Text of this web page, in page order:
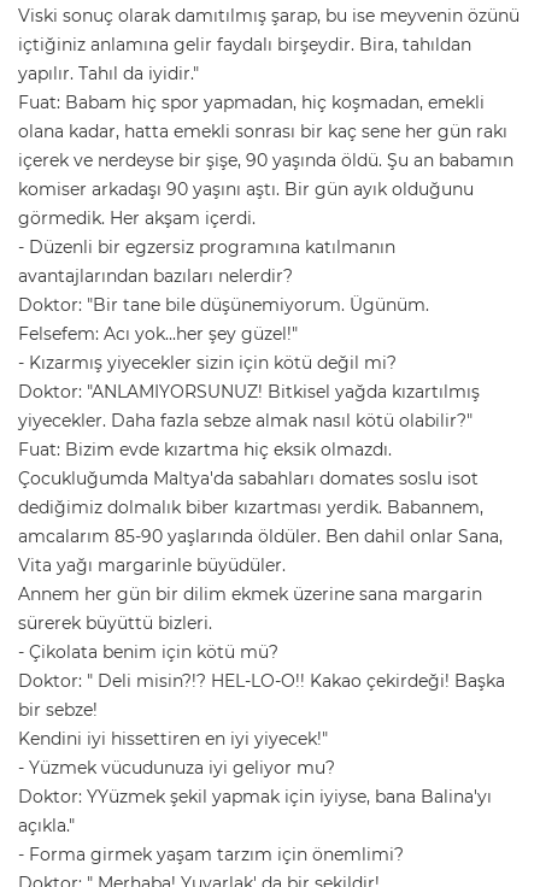
Viski sonuç olarak damıtılmış şarap, bu ise meyvenin özünü
içtiğiniz anlamına gelir faydalı birşeydir. Bira, tahıldan
yapılır. Tahıl da iyidir."
Fuat: Babam hiç spor yapmadan, hiç koşmadan, emekli
olana kadar, hatta emekli sonrası bir kaç sene her gün rakı
içerek ve nerdeyse bir şişe, 90 yaşında öldü. Şu an babamın
komiser arkadaşı 90 yaşını aştı. Bir gün ayık olduğunu
görmedik. Her akşam içerdi.
- Düzenli bir egzersiz programına katılmanın
avantajlarından bazıları nelerdir?
Doktor: "Bir tane bile düşünemiyorum. Ügünüm.
Felsefem: Acı yok...her şey güzel!"
- Kızarmış yiyecekler sizin için kötü değil mi?
Doktor: "ANLAMIYORSUNUZ! Bitkisel yağda kızartılmış
yiyecekler. Daha fazla sebze almak nasıl kötü olabilir?"
Fuat: Bizim evde kızartma hiç eksik olmazdı.
Çocukluğumda Maltya'da sabahları domates soslu isot
dediğimiz dolmalık biber kızartması yerdik. Babannem,
amcalarım 85-90 yaşlarında öldüler. Ben dahil onlar Sana,
Vita yağı margarinle büyüdüler.
Annem her gün bir dilim ekmek üzerine sana margarin
sürerek büyüttü bizleri.
- Çikolata benim için kötü mü?
Doktor: " Deli misin?!? HEL-LO-O!! Kakao çekirdeği! Başka
bir sebze!
Kendini iyi hissettiren en iyi yiyecek!"
- Yüzmek vücudunuza iyi geliyor mu?
Doktor: YYüzmek şekil yapmak için iyiyse, bana Balina'yı
açıkla."
- Forma girmek yaşam tarzım için önemlimi?